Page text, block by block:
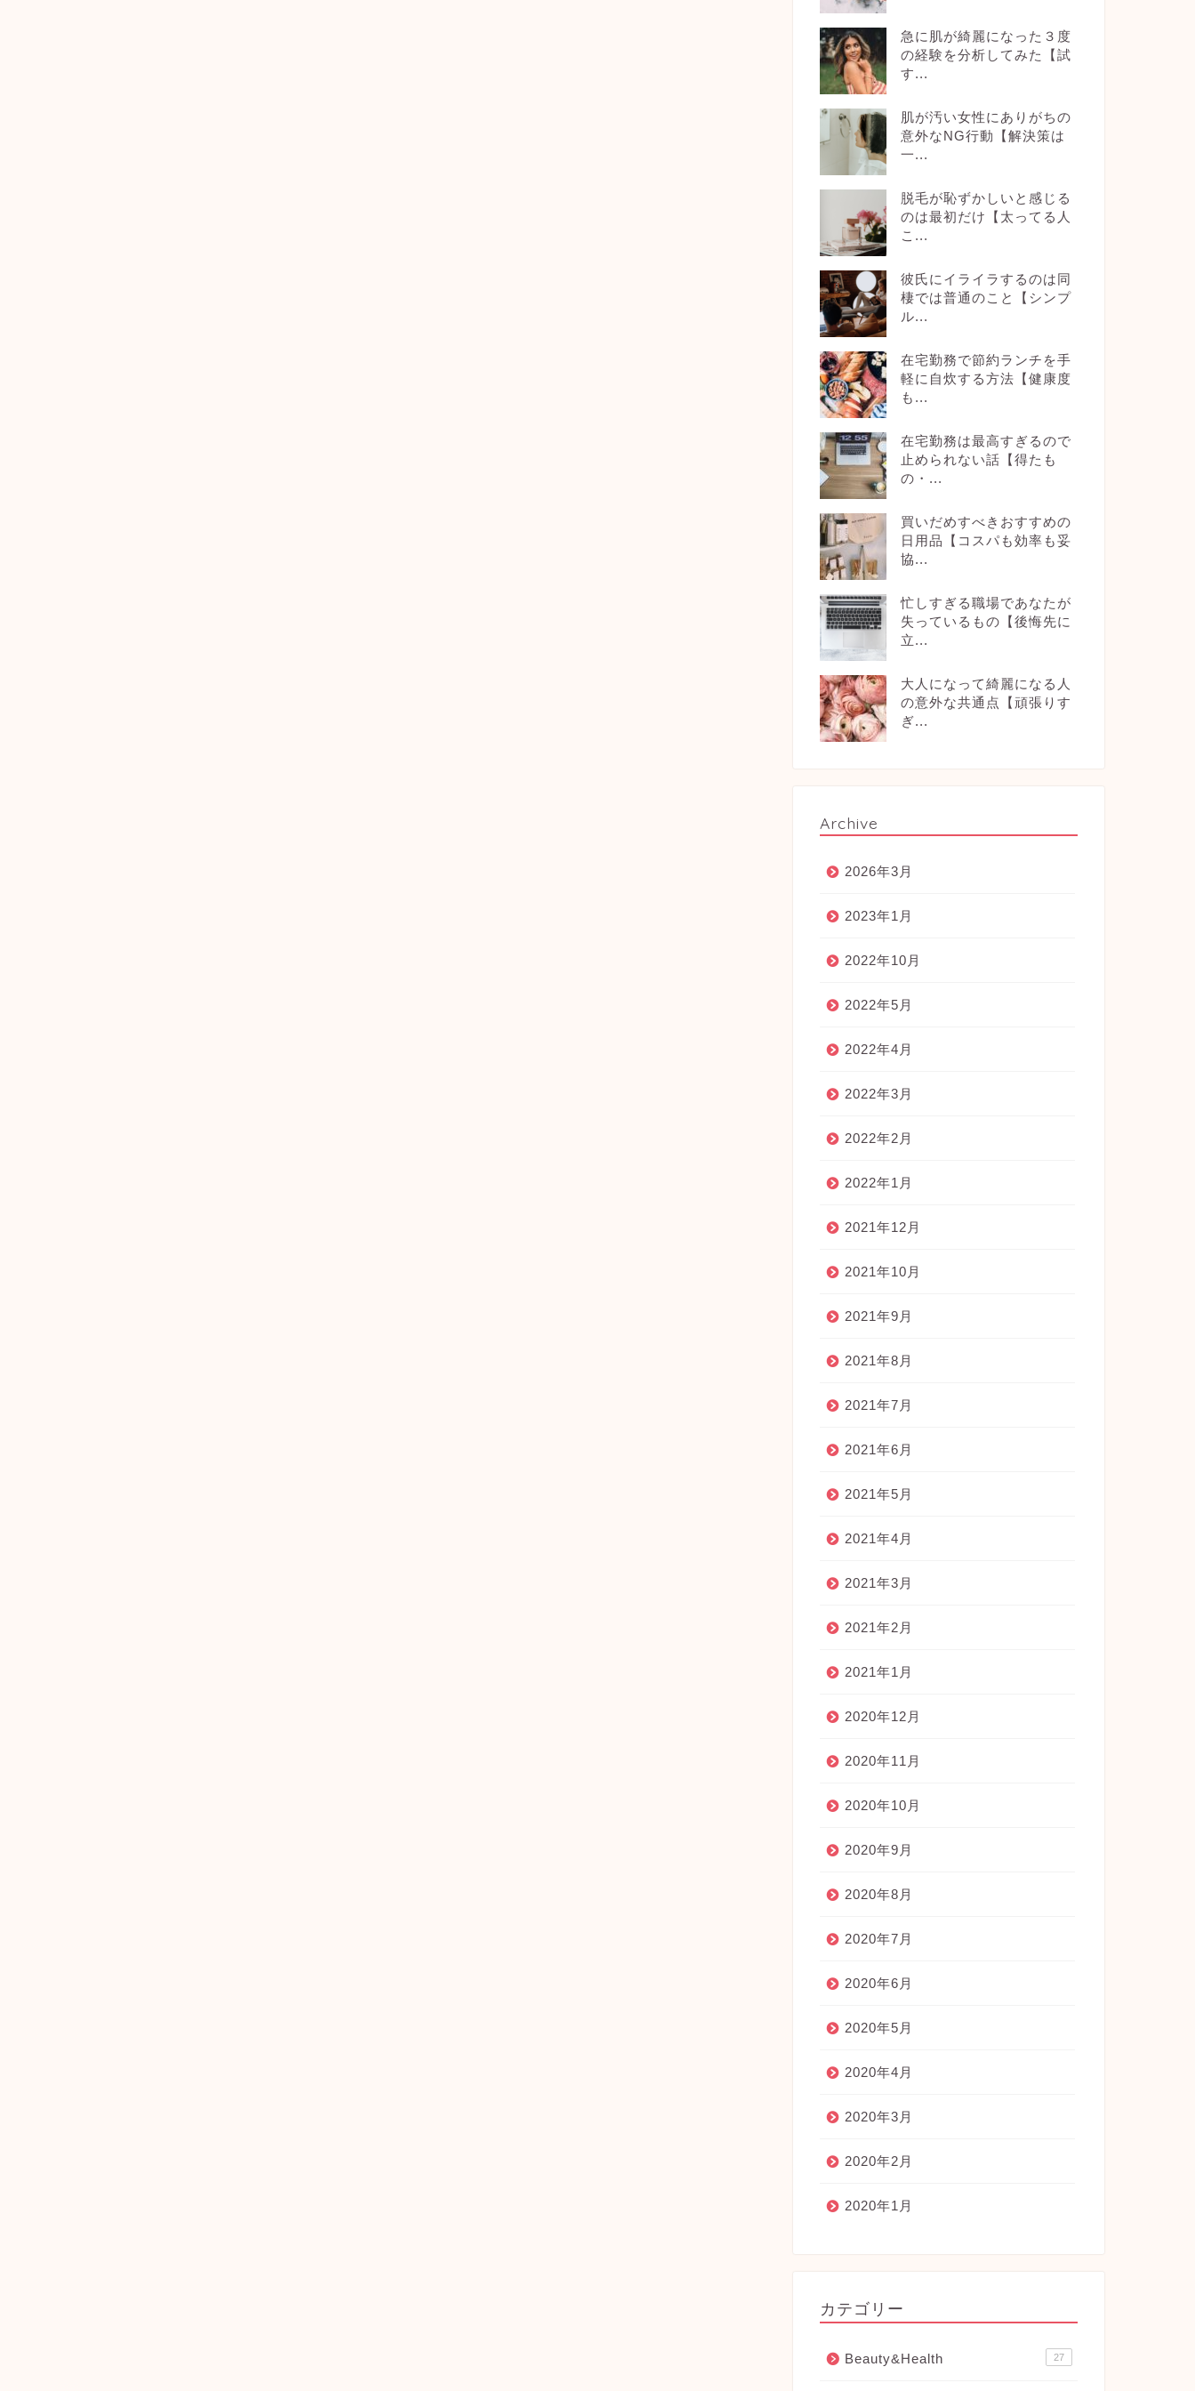
急に肌が綺麗になった３度
の経験を分析してみた【試
す...
肌が汚い女性にありがちの
意外なNG行動【解決策は
一...
脱毛が恥ずかしいと感じる
のは最初だけ【太ってる人
こ...
彼氏にイライラするのは同
棲では普通のこと【シンプ
ル...
在宅勤務で節約ランチを手
軽に自炊する方法【健康度
も...
在宅勤務は最高すぎるので
止められない話【得たも
の・...
買いだめすべきおすすめの
日用品【コスパも効率も妥
協...
忙しすぎる職場であなたが
失っているもの【後悔先に
立...
大人になって綺麗になる人
の意外な共通点【頑張りす
ぎ...
Archive
2026年3月
2023年1月
2022年10月
2022年5月
2022年4月
2022年3月
2022年2月
2022年1月
2021年12月
2021年10月
2021年9月
2021年8月
2021年7月
2021年6月
2021年5月
2021年4月
2021年3月
2021年2月
2021年1月
2020年12月
2020年11月
2020年10月
2020年9月
2020年8月
2020年7月
2020年6月
2020年5月
2020年4月
2020年3月
2020年2月
2020年1月
カテゴリー
Beauty&Health 27